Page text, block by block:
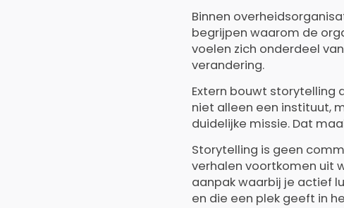
Binnen
begrijpen waarom de
voelen zich onderdeel
verandering.
Extern bouwt storytelling
niet alleen een instituut,
duidelijke missie. Dat
Storytelling is geen
verhalen voortkomen uit
aanpak waarbij je actief
en die een plek geeft in